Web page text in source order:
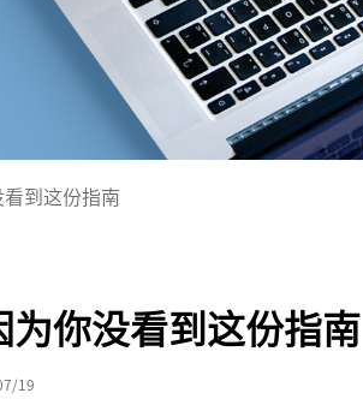
到这份指南
你没看到这份指南
19